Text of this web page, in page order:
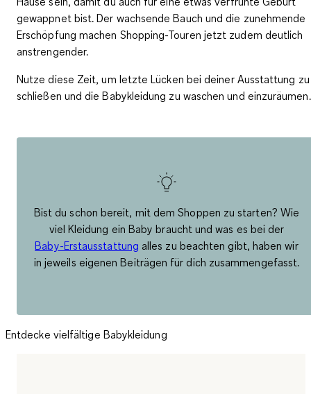
gewappnet bist. Der wachsende Bauch und die zunehmende
Erschöpfung machen Shopping-Touren jetzt zudem deutlich
anstrengender.
Nutze diese Zeit, um letzte Lücken bei deiner Ausstattung zu
schließen und die Babykleidung zu waschen und
Bist du schon bereit, mit dem Shoppen zu starten? Wie
viel Kleidung ein Baby braucht und was es bei der
Baby-Erstausstattung alles zu beachten gibt, haben wir
in jeweils eigenen Beiträgen für dich zusammengefasst.
Entdecke vielfältige Babykleidung